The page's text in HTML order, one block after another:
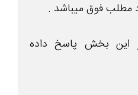
مطلب فوق میباشد .
این بخش پاسخ داده